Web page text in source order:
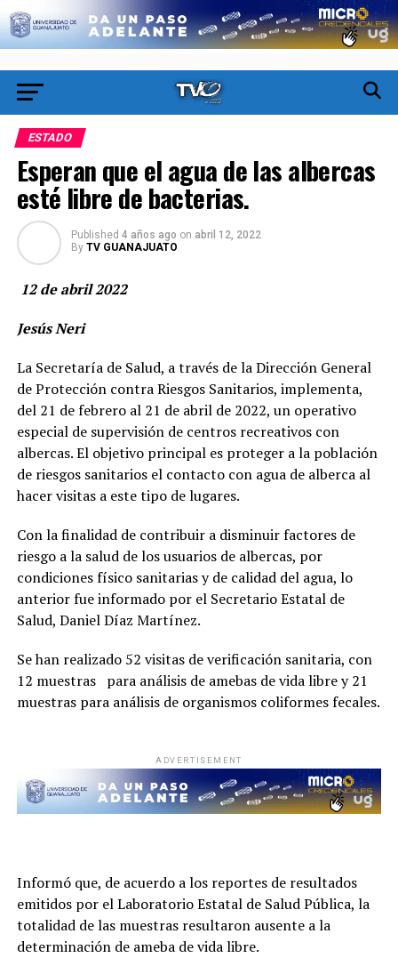
ESTADO
Esperan que el agua de las albercas
esté libre de bacterias.
Published 4 años ago on abril 12, 2022
By TV GUANAJUATO
12 de abril 2022
Jesús Neri
La Secretaría de Salud, a través de la Dirección General
de Protección contra Riesgos Sanitarios, implementa,
del 21 de febrero al 21 de abril de 2022, un operativo
especial de supervisión de centros recreativos con
albercas. El objetivo principal es proteger a la población
de riesgos sanitarios el contacto con agua de alberca al
hacer visitas a este tipo de lugares.
Con la finalidad de contribuir a disminuir factores de
riesgo a la salud de los usuarios de albercas, por
condiciones físico sanitarias y de calidad del agua, lo
anterior fue informado por el Secretario Estatal de
Salud, Daniel Díaz Martínez.
Se han realizado 52 visitas de verificación sanitaria, con
12 muestras para análisis de amebas de vida libre y 21
muestras para análisis de organismos coliformes fecales.
ADVERTISEMENT
Informó que, de acuerdo a los reportes de resultados
emitidos por el Laboratorio Estatal de Salud Pública, la
totalidad de las muestras resultaron ausente a la
determinación de ameba de vida libre.